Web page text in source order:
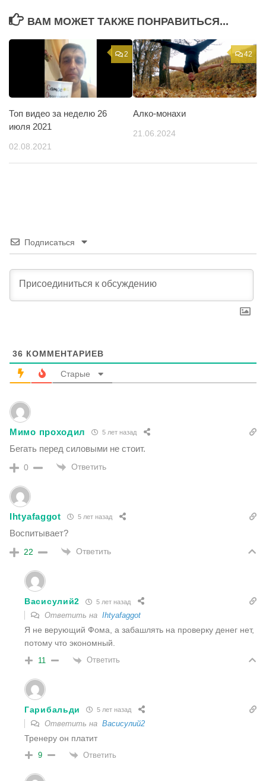
ВАМ МОЖЕТ ТАКЖЕ ПОНРАВИТЬСЯ...
2
Топ видео за неделю 26
июля 2021
02.08.2021
42
Алко-монахи
21.06.2024
Подписаться
36 КОММЕНТАРИЕВ
Старые
Мимо проходил 5 лет назад
Бегать перед силовыми не стоит.
0 Ответить
Ihtyafaggot 5 лет назад
Воспитывает?
22 Ответить
Васисулий2 5 лет назад
Ответить на Ihtyafaggot
Я не верующий Фома, а забашлять на проверку денег нет,
потому что экономный.
11 Ответить
Гарибальди 5 лет назад
Ответить на Васисулий2
Тренеру он платит
9 Ответить